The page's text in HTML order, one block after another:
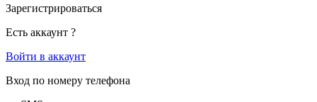
Зарегистрироваться
Есть аккаунт ?
Войти в аккаунт
Вход по номеру телефона